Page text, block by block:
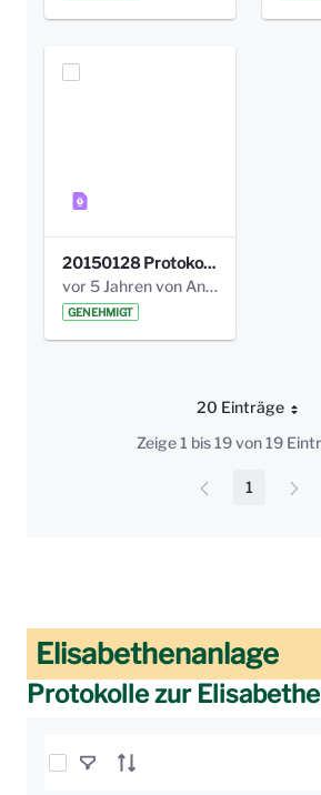
20150128 Protokoll Bismarckplatz_Jugend_01.pdf
vor 5 Jahren von Anni Schlumberger
GENEHMIGT
20 Einträge
Pro Seite
Zeige 1 bis 19 von 19
Seite
1
Elisabethenanlage
Protokolle zur
Elemente auswählen